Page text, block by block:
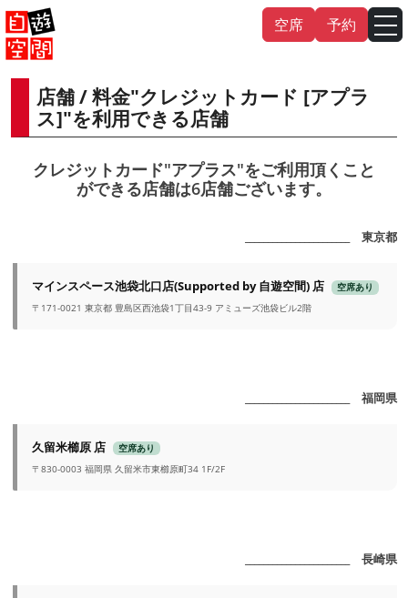
Skip
to
content
空席 予約
店舗 / 料金"クレジットカード [アプラ
ス]"を利用できる店舗
クレジットカード"アプラス"をご利用頂くこと
ができる店舗は6店舗ございます。
_______________________ 東京都
マインスペース池袋北口店(Supported by 自遊空間) 店
空席あり
〒171-0021 東京都 豊島区西池袋1丁目43-9 アミューズ池袋ビル2階
_______________________ 福岡県
久留米櫛原 店
空席あり
〒830-0003 福岡県 久留米市東櫛原町34 1F/2F
_______________________ 長崎県
English 中文（繁體） 中文（简 体）
한국어